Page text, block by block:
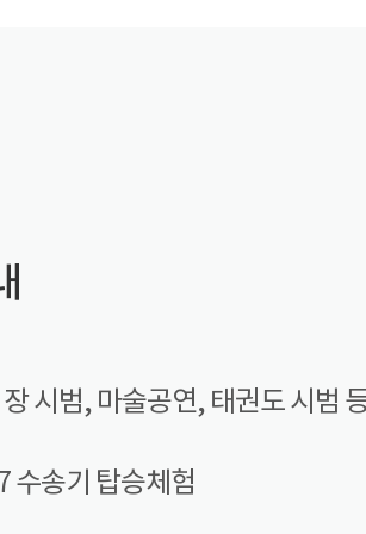
시범, 마술공연, 태권도 시범
수송기 탑승체험